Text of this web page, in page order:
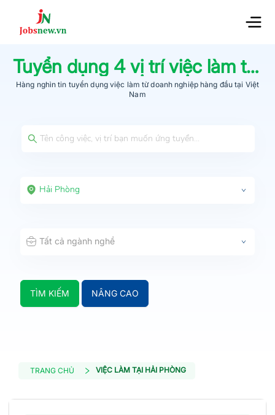
Tuyển dụng 4vị trí việc làm tại
Hàng nghìn tin tuyển dụng việc làm từdoanh nghiệp hàng đầu tại Việt
Nam
Hải Phòng
Tất cả ngành nghề
TÌM KIẾM NÂNG CAO
TRANG CHỦ VIỆC LÀM TẠI HẢI PHÒNG